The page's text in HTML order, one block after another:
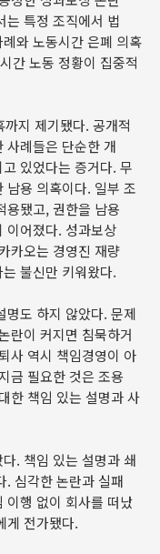
는 특정 조직에서 법
와 노동시간 은폐 의혹
간 노동 정황이 집중적
지 제기됐다. 공개적
사례들은 단순한 개
있었다는 증거다. 무
남용 의혹이다. 일부 조
용됐고, 권한을 남용
이어졌다. 성과보상
카오는 경영진 재량
불신만 키워왔다.
명도 하지 않았다. 문제
란이 커지면 침묵하거
사 역시 책임경영이 아
금 필요한 것은 조용
한 책임 있는 설명과 사
. 책임 있는 설명과 쇄
. 심각한 논란과 실패
이행 없이 회사를 떠났
게 전가됐다.